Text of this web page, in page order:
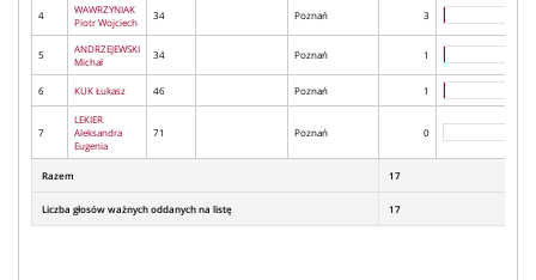
4
WAWRZYNIAK
Piotr Wojciech
34 Poznań 3
5
ANDRZEJEWSKI
Michał
34 Poznań 1
6 KUK Łukasz 46 Poznań 1
7
LEKIER
Aleksandra
Eugenia
71 Poznań 0
Razem 17
Liczba głosów ważnych oddanych na listę 17